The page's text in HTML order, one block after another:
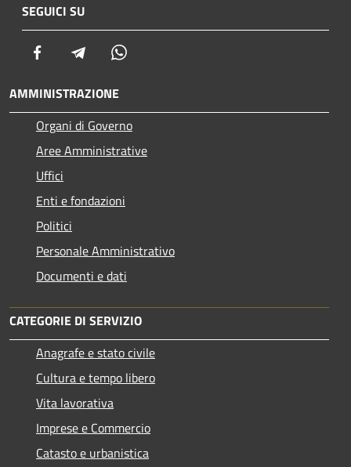
SEGUICI SU
Facebook Telegram
AMMINISTRAZIONE
Organi di Governo
Aree Amministrative
Uffici
Enti e fondazioni
Politici
Personale Amministrativo
Documenti e dati
CATEGORIE DI SERVIZIO
Anagrafe e stato civile
Cultura e tempo libero
Vita lavorativa
Imprese e Commercio
Catasto e urbanistica